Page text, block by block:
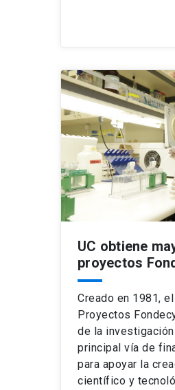
UC obtiene
proyectos
Creado en 1981,
Proyectos
de la
principal vía de
para apoyar la
científico y